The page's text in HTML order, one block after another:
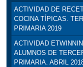
ACTIVIDAD DE
COCINA TÍPICAS.
PRIMARIA 2019
ACTIVIDAD
ALUMNOS DE
PRIMARIA. ABRIL